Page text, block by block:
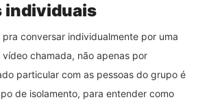
individuais
pra conversar individualmente por uma
chamada, não apenas por
particular com as pessoas do grupo é
de isolamento, para entender como